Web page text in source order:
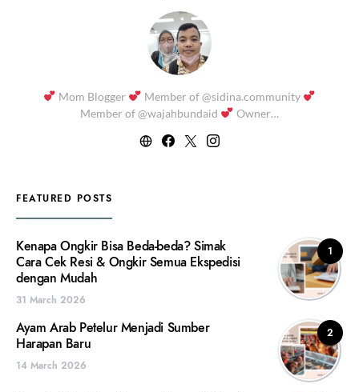
Mom Blogger
Member of @sidina.community
Member of @wajahbundaid
Owner…
FEATURED POSTS
1
Kenapa Ongkir Bisa Beda-beda? Simak
Cara Cek Resi & Ongkir Semua Ekspedisi
dengan Mudah
31 March 2026
2
Ayam Arab Petelur Menjadi Sumber
Harapan Baru
14 March 2026